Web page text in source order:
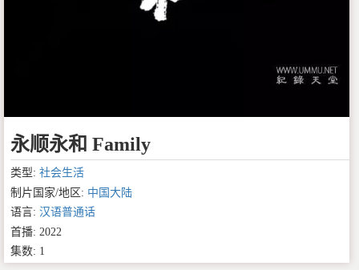
永顺永和 Family
类型: 社会生活
制片国家/地区: 中国大陆
语言: 汉语普通话
首播: 2022
集数: 1